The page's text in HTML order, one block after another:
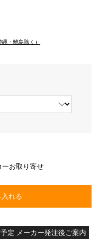
縄・離島除く）
ーお取り寄せ
定 メーカー発注後ご案内